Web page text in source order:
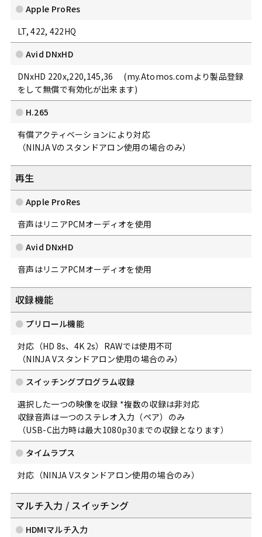
Apple ProRes
LT, 422, 422HQ
Avid DNxHD
DNxHD 220x,220,145,36 (my.Atomos.comより製品登録
をして無償で有効化が出来ます)
H.265
有償アクティベーションにより対応
（NINJA Vのスタンドアロン使用の場合のみ）
再生
Apple ProRes
音声はリニアPCMオーディオを使用
Avid DNxHD
音声はリニアPCMオーディオを使用
収録機能
プリロール機能
対応（HD 8s、4K 2s）RAWでは使用不可
（NINJA Vスタンドアロン使用の場合のみ）
スイッチングプログラム収録
選択した一つの映像を収録 *複数の収録は非対応
収録音声は一つのステレオ入力（ペア）のみ
（USB-C出力時は最大1080p30までの収録となります）
タイムラプス
対応（NINJA Vスタンドアロン使用の場合のみ）
マルチ入力 / スイッチング
HDMIマルチ入力